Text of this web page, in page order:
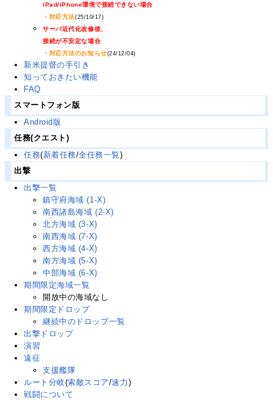
iPad/iPhone環境で接続できない場合
・対応方法(25/10/17)
サーバ近代化改修後、
接続が不安定な場合
・対応方法のお知らせ(24/12/04)
新米提督の手引き
知っておきたい機能
FAQ
スマートフォン版
Android版
任務(クエスト)
任務(新着任務/全任務一覧)
出撃
出撃一覧
鎮守府海域 (1-X)
南西諸島海域 (2-X)
北方海域 (3-X)
南西海域 (7-X)
西方海域 (4-X)
南方海域 (5-X)
中部海域 (6-X)
期間限定海域一覧
開放中の海域なし
期間限定ドロップ
継続中のドロップ一覧
出撃ドロップ
演習
遠征
支援艦隊
ルート分岐(索敵スコア/速力 )
戦闘について